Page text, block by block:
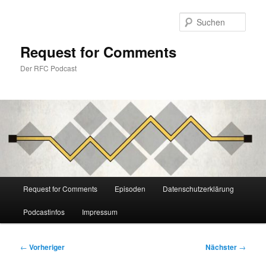
Request for Comments
Der RFC Podcast
Request for Comments Episoden Datenschutzerklärung
Podcastinfos Impressum
Beitragsnavigation
← Vorheriger Nächster →